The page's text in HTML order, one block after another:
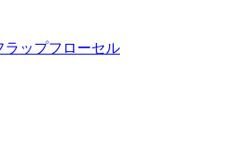
ラップフローセル